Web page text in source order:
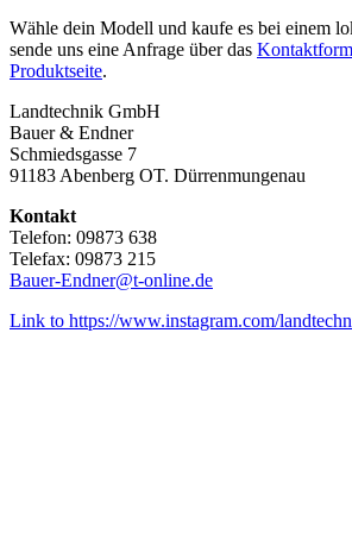
Wähle dein Modell und kaufe es bei einem
sende uns eine Anfrage über das
Produktseite.
Landtechnik GmbH
Bauer & Endner
Schmiedsgasse 7
91183 Abenberg OT. Dürrenmungenau
Kontakt
Telefon: 09873 638
Telefax: 09873 215
Bauer-Endner@t-online.de
Link to https://www.instagram.com/